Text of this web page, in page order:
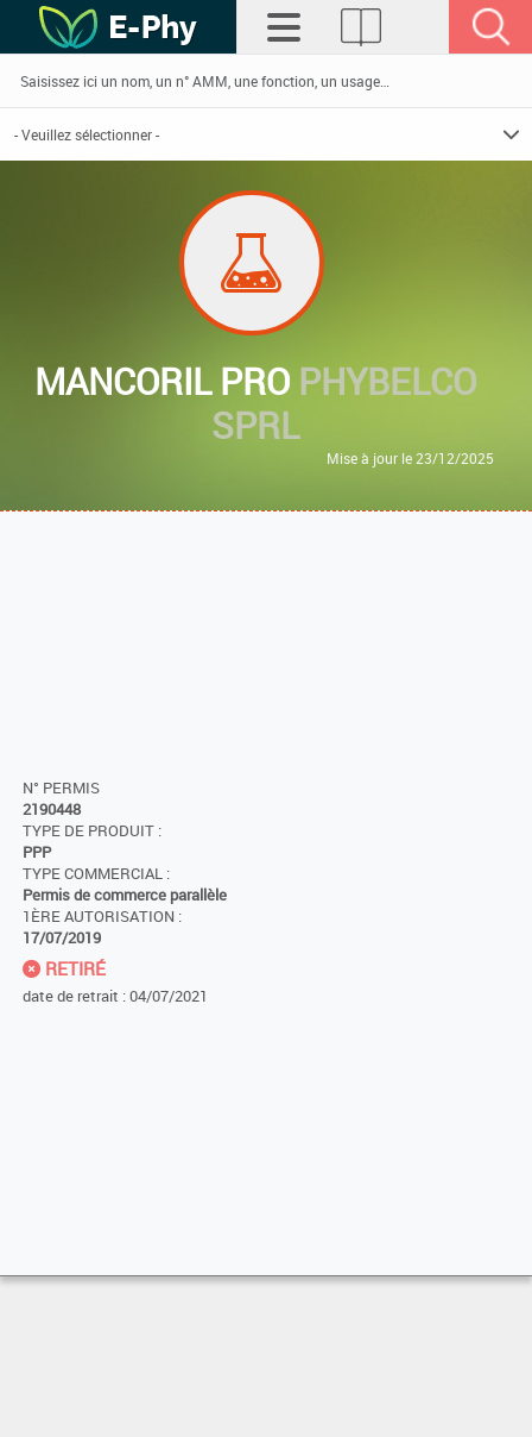
MANCORIL PRO PHYBELCO
SPRL
Mise à jour le 23/12/2025
N° PERMIS
2190448
TYPE DE PRODUIT :
PPP
TYPE COMMERCIAL :
Permis de commerce parallèle
1ÈRE AUTORISATION :
17/07/2019
RETIRÉ
date de retrait : 04/07/2021